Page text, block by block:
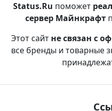
Status.Ru поможет
сервер Майнкрафт
Этот сайт не связан с
все бренды и товарные